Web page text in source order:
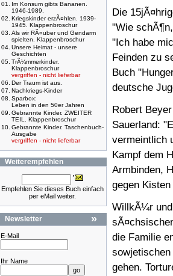
01.
Im Konsum gibts Bananen.
1946-1989.
02. Kriegskinder erzÃ¤hlen. 1939-
1945. Klappenbroschur
03. Als wir RÃ¤uber und Gendarm
spielten. Klappenbroschur
04. Unsere Heimat - unsere
Geschichten
05. TrÃ¼mmerkinder.
Klappenbroschur
vergriffen - nicht lieferbar
06. Der Traum ist aus.
07. Nachkriegs-Kinder
08. Sparbox:
Leben in den 50er Jahren
09. Gebrannte Kinder. ZWEITER
TEIL. Klappenbroschur
10. Gebrannte Kinder. Taschenbuch-
Ausgabe
vergriffen - nicht lieferbar
Weiterempfehlen
Empfehlen Sie dieses Buch einfach
per eMail weiter.
Newsletter »
E-Mail
Ihr Name
Die
"Wie
"Ich habe
Feinden zu
Buch
deutsche
Robert
Sauerland:
vermeintlich
Kampf dem
Armbinden,
gegen
WillkÃ¼r
die Familie
gehen.